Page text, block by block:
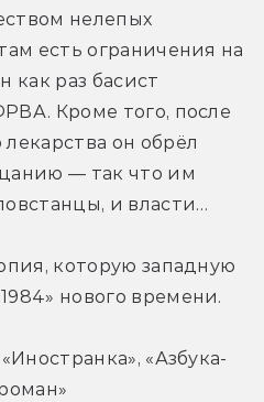
нелепых
есть ограничения на
как раз басист
Кроме того, после
он обрёл
— так что им
и власти…
которую западную
нового времени.
«Иностранка», «Азбука-